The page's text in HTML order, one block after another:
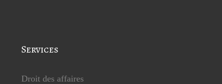
Services
Droit des affaires